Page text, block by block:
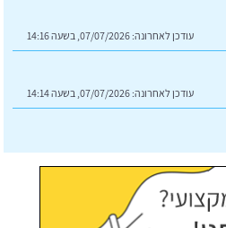
עודכן לאחרונה: 07/07/2026, בשעה 14:16
עודכן לאחרונה: 07/07/2026, בשעה 14:14
עודכן לאחרונה:07/07/2026, בשעה 14:23